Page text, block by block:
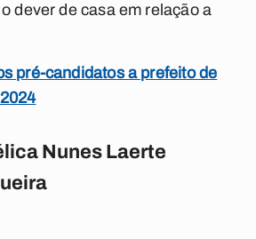
dever de casa em relação a
pré-candidatos a prefeito de
Nunes Laerte